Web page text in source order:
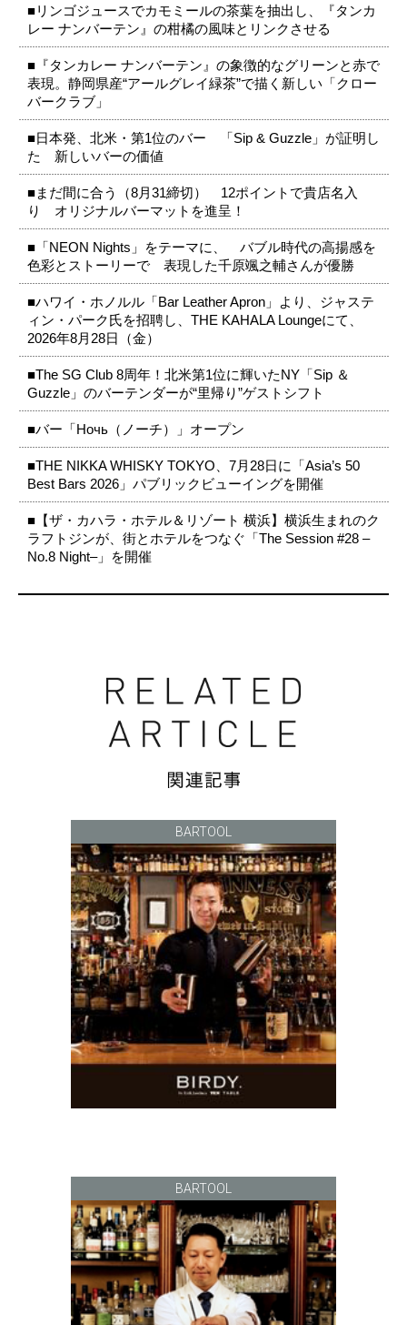
■リンゴジュースでカモミールの茶葉を抽出し、『タンカ
レー ナンバーテン』の柑橘の風味とリンクさせる
■『タンカレー ナンバーテン』の象徴的なグリーンと赤で
表現。静岡県産“アールグレイ緑茶”で描く新しい「クロー
バークラブ」
■日本発、北米・第1位のバー 「Sip & Guzzle」が証明し
た 新しいバーの価値
■まだ間に合う（8月31締切） 12ポイントで貴店名入
り オリジナルバーマットを進呈！
■「NEON Nights」をテーマに、 バブル時代の高揚感を
色彩とストーリーで 表現した千原颯之輔さんが優勝
■ハワイ・ホノルル「Bar Leather Apron」より、ジャステ
ィン・パーク氏を招聘し、THE KAHALA Loungeにて、
2026年8月28日（金）
■The SG Club 8周年！北米第1位に輝いたNY「Sip ＆
Guzzle」のバーテンダーが“里帰り”ゲストシフト
■バー「Ночь（ノーチ）」オープン
■THE NIKKA WHISKY TOKYO、7月28日に「Asia’s 50
Best Bars 2026」パブリックビューイングを開催
■【ザ・カハラ・ホテル＆リゾート 横浜】横浜生まれのク
ラフトジンが、街とホテルをつなぐ「The Session #28 –
No.8 Night–」を開催
BARTOOL
BARTOOL